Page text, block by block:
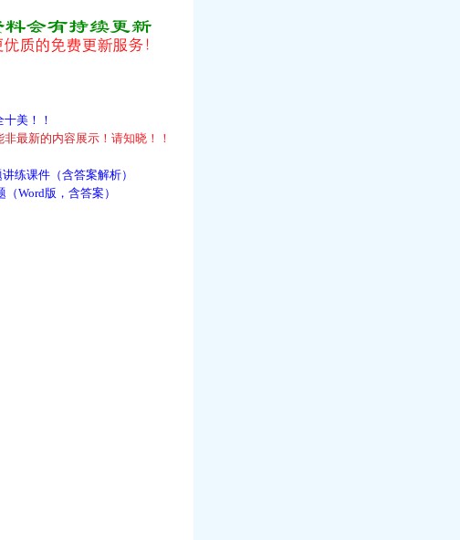
美！！
非最新的内容展示 ！ 请知晓 ！ ！
练课件（含答案解析）
Word版，含答案）